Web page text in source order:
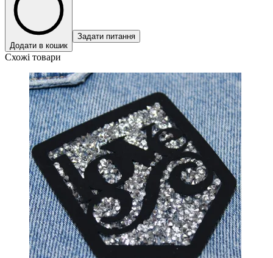
Додати в кошик
Задати питання
Схожі товари